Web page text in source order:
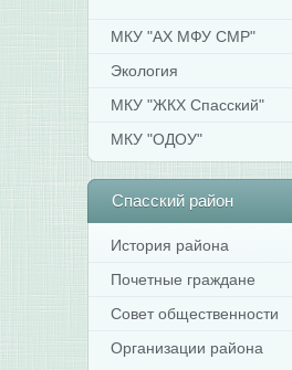
МКУ "АХ МФУ СМР"
Экология
МКУ "ЖКХ Спасский"
МКУ "ОДОУ"
Спасскийрайон
История района
Почетные граждане
Совет общественности
Организации района